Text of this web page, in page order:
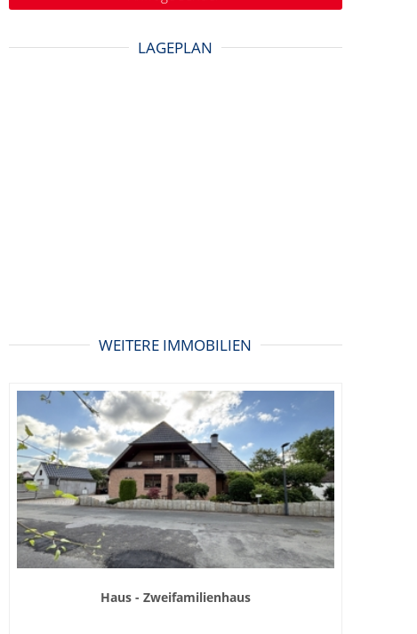
LAGEPLAN
WEITERE IMMOBILIEN
Haus - Zweifamilienhaus